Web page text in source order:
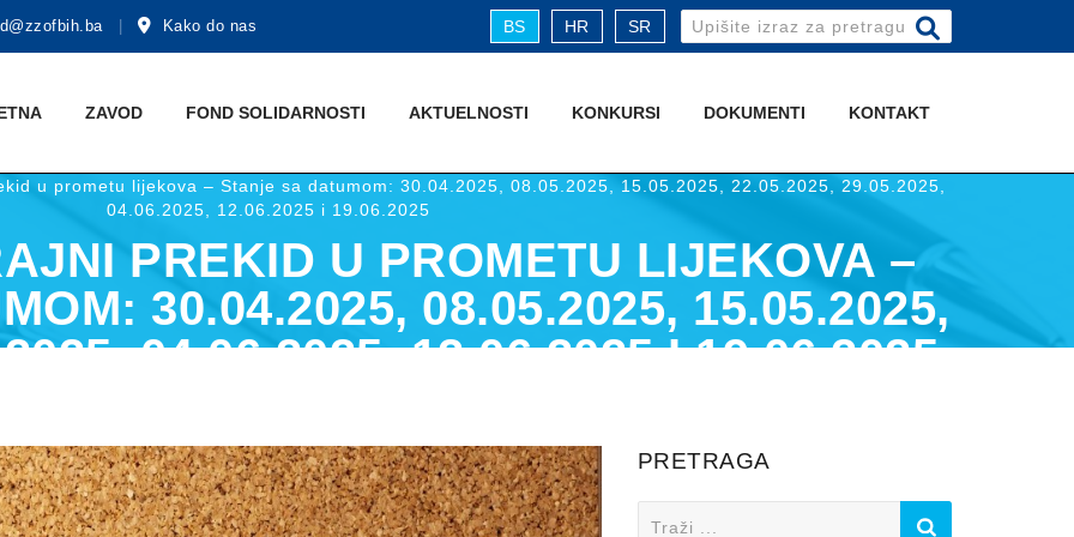
Kako do nas BS HR SR
Search
for:
ZAVOD FOND SOLIDARNOSTI AKTUЕLNOSTI KONKURSI DOKUMENTI KONTAKT
u prometu lijekova – Stanje sa datumom: 30.04.2025, 08.05.2025, 15.05.2025, 22.05.2025, 29.05.2025,
04.06.2025, 12.06.2025 i 19.06.2025
PREKID U PROMETU LIJEKOVA –
30.04.2025, 08.05.2025, 15.05.2025,
04.06.2025, 12.06.2025 I 19.06.2025
PRETRAGA